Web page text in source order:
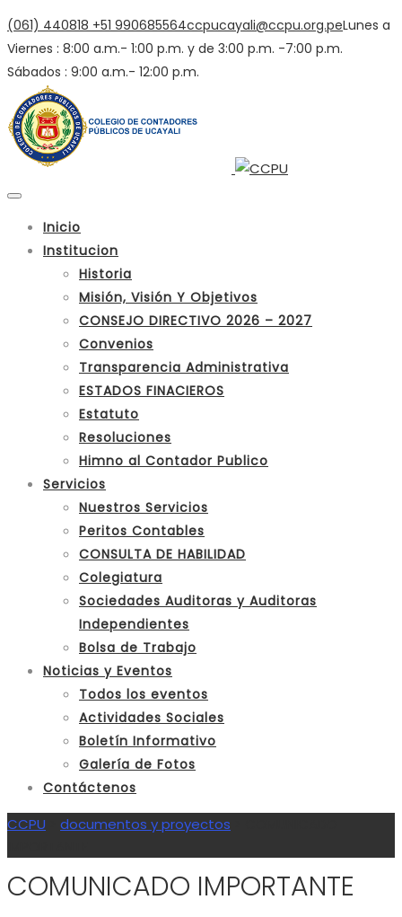
(061) 440818 +51 990685564ccpucayali@ccpu.org.peLunes a
Viernes : 8:00 a.m.- 1:00 p.m. y de 3:00 p.m. -7:00 p.m.
Sábados : 9:00 a.m.- 12:00 p.m.
Inicio
Institucion
Historia
Misión, Visión Y Objetivos
CONSEJO DIRECTIVO 2026 – 2027
Convenios
Transparencia Administrativa
ESTADOS FINACIEROS
Estatuto
Resoluciones
Himno al Contador Publico
Servicios
Nuestros Servicios
Peritos Contables
CONSULTA DE HABILIDAD
Colegiatura
Sociedades Auditoras y Auditoras
Independientes
Bolsa de Trabajo
Noticias y Eventos
Todos los eventos
Actividades Sociales
Boletín Informativo
Galería de Fotos
Contáctenos
CCPU documentos y proyectos
COMUNICADO IMPORTANTE